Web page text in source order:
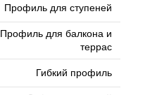
Профиль для ступеней
Профиль для балкона и
террас
Гибкий профиль